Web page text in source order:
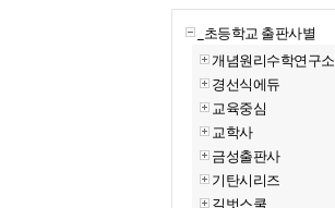
_초등학교 출판사별
개념원리수학연구소
경선식에듀
교육중심
교학사
금성출판사
기탄시리즈
길벗스쿨